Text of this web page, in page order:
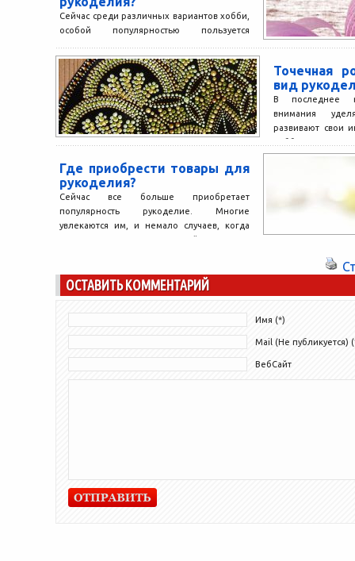
Сейчас среди различных вариантов хобби,
особой популярностью пользуется
нужны различные материалы. Кроме того,
рукоделие бывает разным...
Точечная
вид
В последнее
внимания
развивают свои
хобби и так
Где приобрести товары для
рукоделия?
Сейчас все больше приобретает
популярность рукоделие. Многие
увлекаются им, и немало случаев, когда
даже продажа своих изделий становится
ОСТАВИТЬ КОММЕНТАРИЙ
Имя (*)
Mail (Не публикуется)
ВебСайт